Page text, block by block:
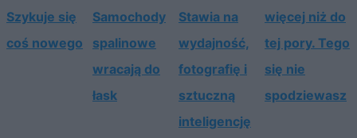
Szykuje się
coś nowego
Samochody
spalinowe
wracają do
łask
Stawia na
wydajność,
fotografię i
sztuczną
inteligencję
więcej niż do
tej pory. Tego
się nie
spodziewasz